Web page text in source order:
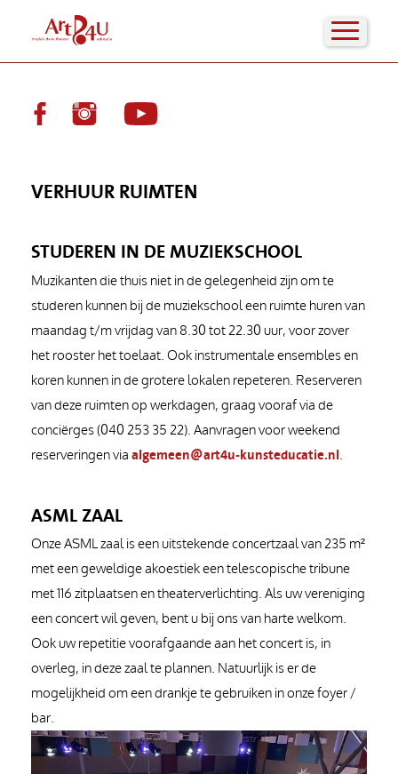
VERHUUR RUIMTEN
STUDEREN IN DE MUZIEKSCHOOL
Muzikanten die thuis niet in de gelegenheid zijn om te
studeren kunnen bij de muziekschool een ruimte huren van
maandag t/m vrijdag van 8.30 tot 22.30 uur, voor zover
het rooster het toelaat. Ook instrumentale ensembles en
koren kunnen in de grotere lokalen repeteren. Reserveren
van deze ruimten op werkdagen, graag vooraf via de
conciërges (040 253 35 22). Aanvragen voor weekend
reserveringen viaalgemeen@art4u-kunsteducatie.nl.
ASML ZAAL
Onze ASML zaal is een uitstekende concertzaal van 235 m²
met een geweldige akoestiek een telescopische tribune
met 116 zitplaatsen en theaterverlichting. Als uw vereniging
een concert wil geven, bent u bij ons van harte welkom.
Ook uw repetitie voorafgaande aan het concert is, in
overleg, in deze zaal te plannen. Natuurlijk is er de
mogelijkheid om een drankje te gebruiken in onze foyer /
bar.